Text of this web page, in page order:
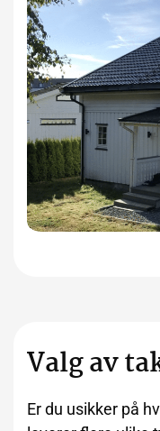
Valg av
Er du usikker på